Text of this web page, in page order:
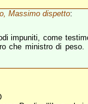
Massimo dispetto:
impuniti, come
che ministro di